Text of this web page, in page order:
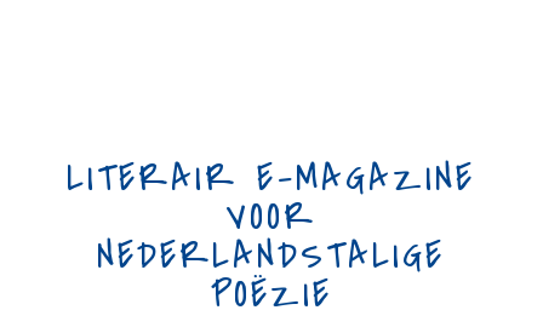
LITERAIR E-MAGAZINE
VOOR
NEDERLANDSTALIGE
POËZIE